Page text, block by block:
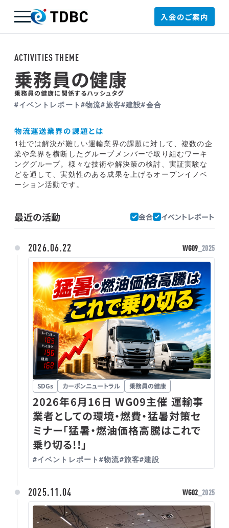
TDBC 入会のご案内
ACTIVITIES THEME
乗務員の健康
乗務員の健康に関係するハッシュタグ
#イベントレポート #物流#旅客#建設#会合
物流運送業界の課題とは
1社では解決が難しい運輸業界の課題に対して、複数の企
業や業界を横断したグループメンバーで取り組むワーキ
ンググループ。様々な技術や解決策の検討、実証実験な
どを通して、実効性のある成果を上げるオープンイノベ
ーション活動です。
最近の活動 会合 イベントレポート
2026.06.22 WG09 _2025
SDGs カーボンニュートラル 乗務員の健康
2026年6月16日 WG09主催 運輸事
業者としての環境・燃費・猛暑対策セ
ミナー「猛暑・燃油価格高騰はこれで
乗り切る!!」
#イベントレポート#物流#旅客#建設
2025.11.04 WG02 _2025